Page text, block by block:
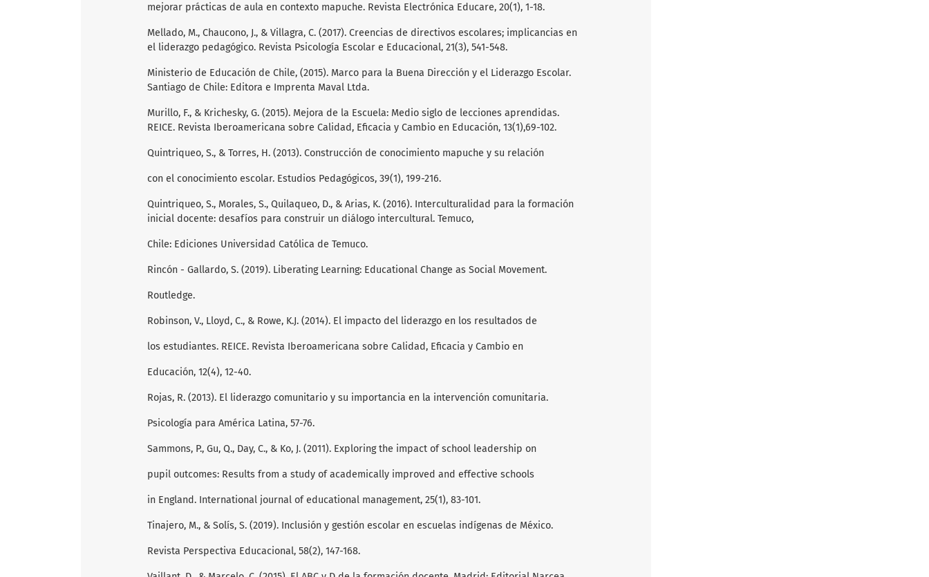
mejorar prácticas de aula en contexto mapuche. Revista Electrónica Educare, 20(1), 1-18.
Mellado, M., Chaucono, J., & Villagra, C. (2017). Creencias de directivos escolares; implicancias en
el liderazgo pedagógico. Revista Psicología Escolar e Educacional, 21(3), 541-548.
Ministerio de Educación de Chile, (2015). Marco para la Buena Dirección y el Liderazgo Escolar.
Santiago de Chile: Editora e Imprenta Maval Ltda.
Murillo, F., & Krichesky, G. (2015). Mejora de la Escuela: Medio siglo de lecciones aprendidas.
REICE. Revista Iberoamericana sobre Calidad, Eficacia y Cambio en Educación, 13(1),69-102.
Quintriqueo, S., & Torres, H. (2013). Construcción de conocimiento mapuche y su relación
con el conocimiento escolar. Estudios Pedagógicos, 39(1), 199-216.
Quintriqueo, S., Morales, S., Quilaqueo, D., & Arias, K. (2016). Interculturalidad para la formación
inicial docente: desafíos para construir un diálogo intercultural. Temuco,
Chile: Ediciones Universidad Católica de Temuco.
Rincón - Gallardo, S. (2019). Liberating Learning: Educational Change as Social Movement.
Routledge.
Robinson, V., Lloyd, C., & Rowe, K.J. (2014). El impacto del liderazgo en los resultados de
los estudiantes. REICE. Revista Iberoamericana sobre Calidad, Eficacia y Cambio en
Educación, 12(4), 12-40.
Rojas, R. (2013). El liderazgo comunitario y su importancia en la intervención comunitaria.
Psicología para América Latina, 57-76.
Sammons, P., Gu, Q., Day, C., & Ko, J. (2011). Exploring the impact of school leadership on
pupil outcomes: Results from a study of academically improved and effective schools
in England. International journal of educational management, 25(1), 83-101.
Tinajero, M., & Solís, S. (2019). Inclusión y gestión escolar en escuelas indígenas de México.
Revista Perspectiva Educacional, 58(2), 147-168.